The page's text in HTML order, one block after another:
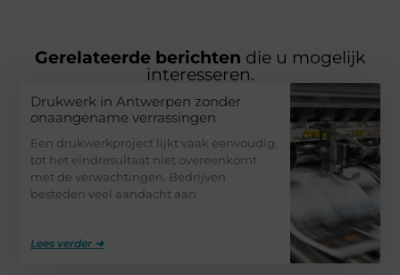
Gerelateerde berichten die u mogelijk
interesseren.
Drukwerk in Antwerpen zonder
onaangename verrassingen
Een drukwerkproject lijkt vaak eenvoudig,
tot het eindresultaat niet overeenkomt
met de verwachtingen. Bedrijven
besteden veel aandacht aan
Lees verder ➜